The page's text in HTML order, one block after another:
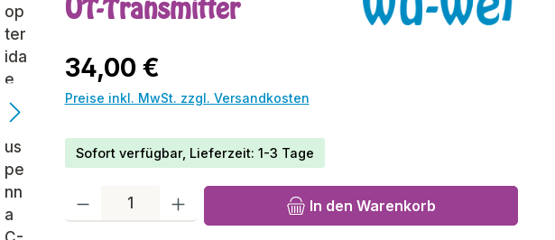
UT-Transmitter
Regulärer Preis:
34,00 €
Preise inkl. MwSt. zzgl. Versandkosten
Sofort verfügbar, Lieferzeit: 1-3 Tage
Produkt Anzahl: Gib den gewünschten Wert ein oder benutze die
In den Warenkorb